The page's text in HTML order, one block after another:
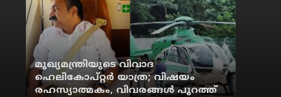
മുഖ്യമന്ത്രിയുടെ വിവാദ
ഹെലികോപ്റ്റര്‍ യാത്ര; വിഷയം
രഹസ്യാത്മകം, വിവരങ്ങള്‍ പുറത്ത്